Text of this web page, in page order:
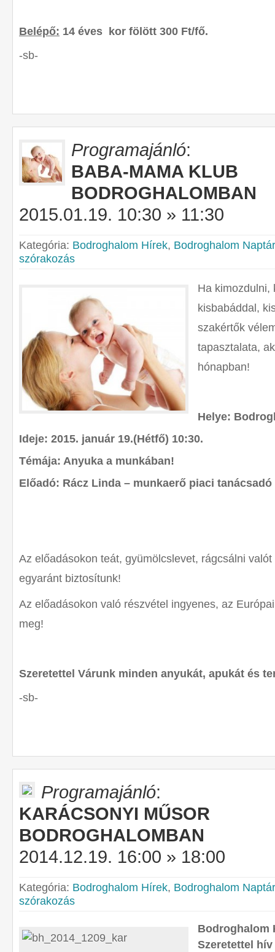
Belépő: 14 éves kor fölött 300 Ft/fő.
-sb-
Programajánló:
BABA-MAMA KLUB
BODROGHALOMBAN
2015.01.19. 10:30 » 11:30
Kategória: Bodroghalom Hírek, Bodroghalom Naptár
szórakozás
Ha kimozdulni,
kisbabáddal,
szakértők
tapasztalata,
hónapban!
Helye:
Ideje: 2015. január 19.(Hétfő) 10:30.
Témája: Anyuka a munkában!
Előadó: Rácz Linda – munkaerő piaci tanácsadó
Az előadásokon teát, gyümölcslevet, rágcsálni
egyaránt biztosítunk!
Az előadásokon való részvétel ingyenes, az
meg!
Szeretettel Várunk minden anyukát, apukát és
-sb-
Programajánló:
KARÁCSONYI MŰSOR
BODROGHALOMBAN
2014.12.19. 16:00 » 18:00
Kategória: Bodroghalom Hírek, Bodroghalom Naptár
szórakozás
Bodroghalom
Szeretettel